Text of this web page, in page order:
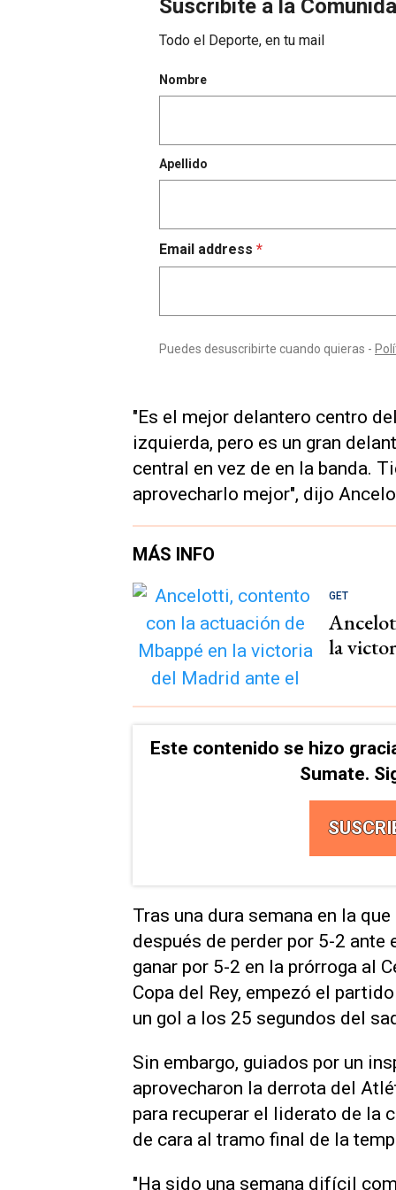
"Es el mejor delantero centro
izquierda, pero es un gran
central en vez de en la banda.
aprovecharlo mejor", dijo
MÁS INFO
GET
la
Este contenido se hizo
Sumate.
Tras una dura semana en la
después de perder por 5-2 ante
ganar por 5-2 en la prórroga al
Copa del Rey, empezó el
un gol a los 25 segundos del
Sin embargo, guiados por un
aprovecharon la derrota del
para recuperar el liderato de la
de cara al tramo final de la
"Ha sido una semana difícil